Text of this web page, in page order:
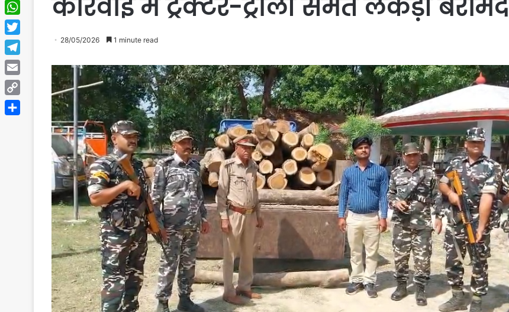
कार्रवाई में ट्रैक्टर-ट्रॉली समेत लकड़ी बरामद
28/05/2026 1 minute read
Facebook
WhatsApp
Twitter
Telegram
Email
Copy
Link